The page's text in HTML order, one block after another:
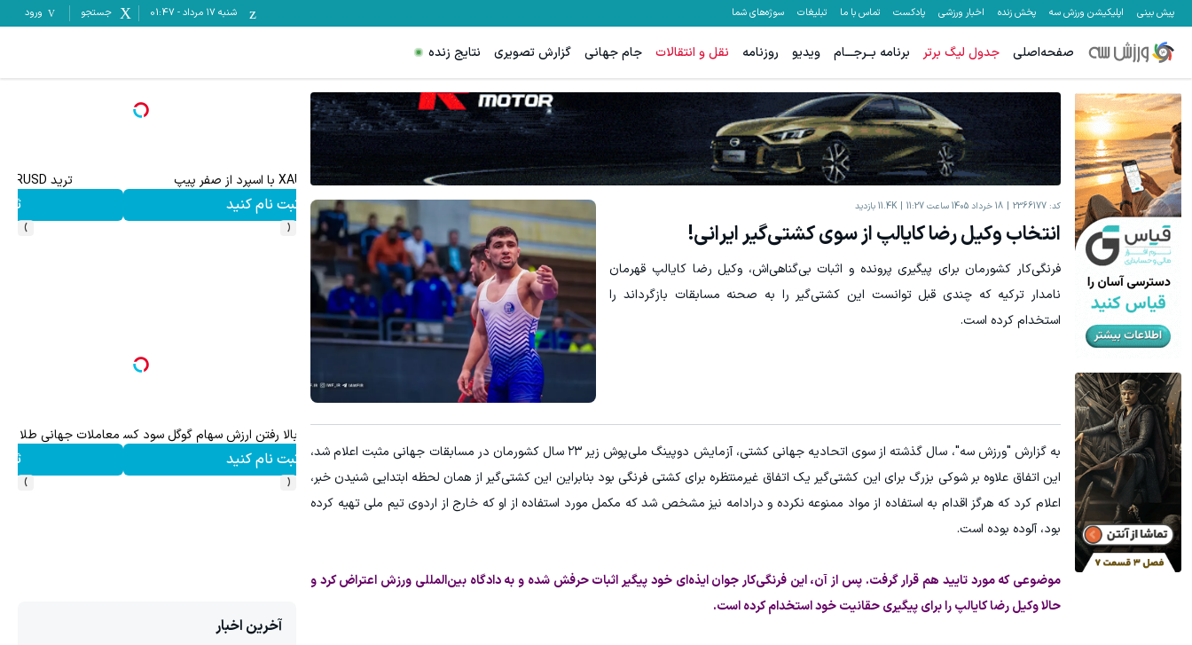
پیش بینی اپلیکیشن ورزش سه پخش زنده اخبار ورزشی پادکست تماس با ما تبلیغات سوژه‌های شما شنبه ۱۷ مرداد -
01:47 جستجو ورود
صفحه‌اصلی جدول لیگ برتر برنامه بــرجـــام ویدیو روزنامه نقل و انتقالات جام جهانی گزارش تصویری نتایج زنده
کد: 2366177 18 خرداد 1405 ساعت 11:27 11.4K بازدید
انتخاب وکیل رضا کایالپ از سوی کشتی‌گیر ایرانی!
فرنگی‌کار کشورمان برای پیگیری پرونده و اثبات بی‌گناهی‌اش، وکیل رضا کایالپ قهرمان
نامدار ترکیه که چندی قبل توانست این کشتی‌گیر را به صحنه مسابقات بازگرداند را
استخدام کرده است.
به گزارش "ورزش سه"، سال گذشته از سوی اتحادیه جهانی کشتی، آزمایش دوپینگ ملی‌پوش زیر ۲۳ سال کشورمان در مسابقات جهانی مثبت اعلام شد،
این اتفاق علاوه بر شوکی بزرگ برای این کشتی‌گیر یک اتفاق غیرمنتظره برای کشتی فرنگی بود بنابراین این کشتی‌گیر از همان لحظه ابتدایی شنیدن خبر،
اعلام کرد که هرگز اقدام به استفاده از مواد ممنوعه نکرده و درادامه نیز مشخص شد که مکمل مورد استفاده از او که خارج از اردوی تیم ملی تهیه کرده
بود، آلوده بوده است.
موضوعی که مورد تایید هم قرار گرفت. پس از آن، این فرنگی‌کار جوان ایذه‌ای خود پیگیر اثبات حرفش شده و به دادگاه بین‌المللی ورزش اعتراض کرد و
حالا وکیل رضا کایالپ را برای پیگیری حقانیت خود استخدام کرده است.
معاملات فارکس اسپرد از صفر و تا ۵۰۰ دلار بونوس
ثبت نام کنید
هنوز 50 تتر رو دریافت نکردی؟ | رایگان ثبت نام کن و رایگان شروع کن! ترید XAUUSD با اسپرد از صفر پیپ
ثبت نام کنید
ترید EURUSD با اسپرد از صفر پیپ
‹
›
۳ دلار پاداش در هر لات معاملاتی در بروکر اینوسلو
ثبت نام کنید کلیک کن!
میدونستی میتونی از بالا رفتن ارزش سهام گوگل سود کسب کنی؟
ثبت نام کنید
معاملات جهانی طلا با اسپرد صفر و تا ۵۰۰ دلار بونوس
‹
›
آخرین اخبار